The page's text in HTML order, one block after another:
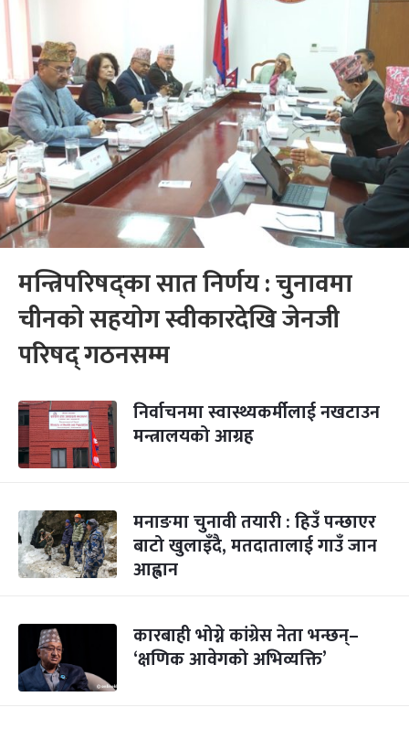
मन्त्रिपरिषद्का सात निर्णय : चुनावमा
चीनको सहयोग स्वीकारदेखि जेनजी
परिषद् गठनसम्म
निर्वाचनमा स्वास्थ्यकर्मीलाई नखटाउन
मन्त्रालयको आग्रह
मनाङमा चुनावी तयारी : हिउँ पन्छाएर
बाटो खुलाइँदै, मतदातालाई गाउँ जान
आह्वान
कारबाही भोग्ने कांग्रेस नेता भन्छन्–
‘क्षणिक आवेगको अभिव्यक्ति’